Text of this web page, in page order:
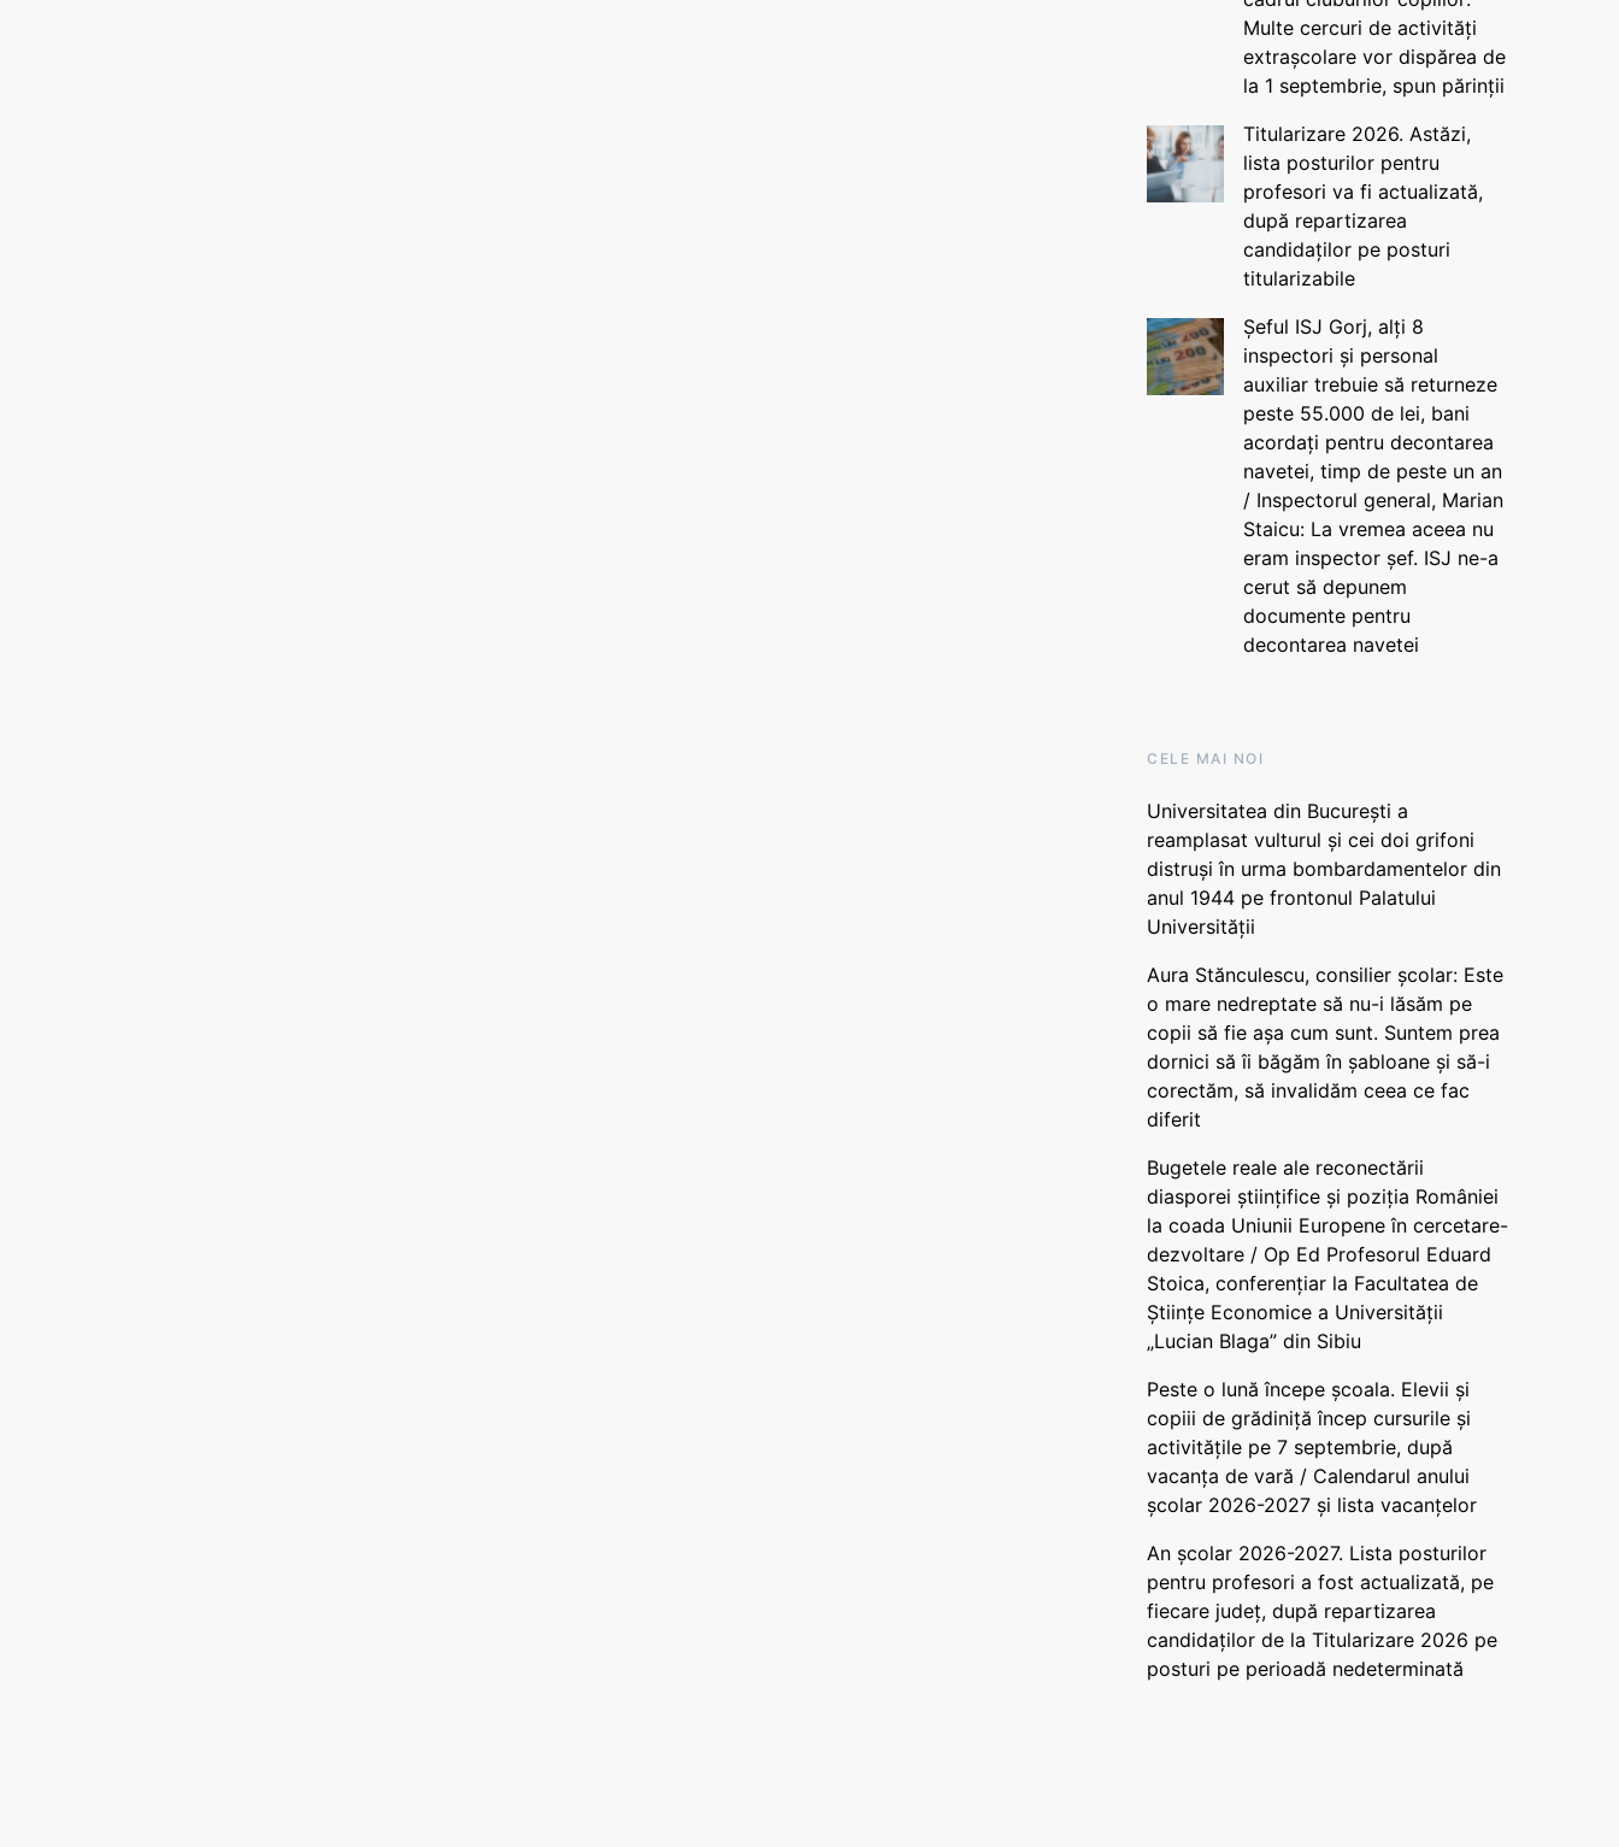
Multe cercuri de activități
extrașcolare vor dispărea de
la 1 septembrie, spun părinții
Titularizare 2026. Astăzi,
lista posturilor pentru
profesori va fi actualizată,
după repartizarea
candidaților pe posturi
titularizabile
Șeful ISJ Gorj, alți 8
inspectori și personal
auxiliar trebuie să returneze
peste 55.000 de lei, bani
acordați pentru decontarea
navetei, timp de peste un an
/ Inspectorul general, Marian
Staicu: La vremea aceea nu
eram inspector șef. ISJ ne-a
cerut să depunem
documente pentru
decontarea navetei
CELE MAI NOI
Universitatea din București a
reamplasat vulturul și cei doi grifoni
distruși în urma bombardamentelor din
anul 1944 pe frontonul Palatului
Universității
Aura Stănculescu, consilier școlar: Este
o mare nedreptate să nu-i lăsăm pe
copii să fie așa cum sunt. Suntem prea
dornici să îi băgăm în șabloane și să-i
corectăm, să invalidăm ceea ce fac
diferit
Bugetele reale ale reconectării
diasporei științifice și poziția României
la coada Uniunii Europene în cercetare-
dezvoltare / Op Ed Profesorul Eduard
Stoica, conferențiar la Facultatea de
Științe Economice a Universității
„Lucian Blaga” din Sibiu
Peste o lună începe școala. Elevii și
copiii de grădiniță încep cursurile și
activitățile pe 7 septembrie, după
vacanța de vară / Calendarul anului
școlar 2026-2027 și lista vacanțelor
An școlar 2026-2027. Lista posturilor
pentru profesori a fost actualizată, pe
fiecare județ, după repartizarea
candidaților de la Titularizare 2026 pe
posturi pe perioadă nedeterminată